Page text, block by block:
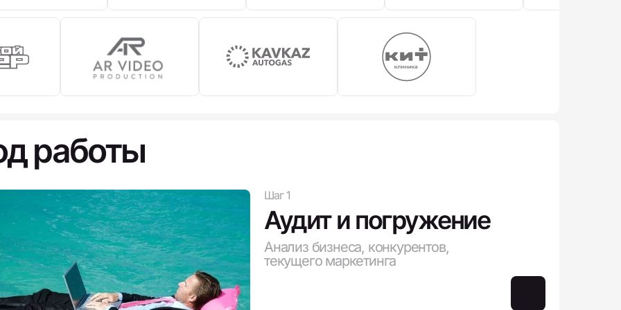
работы
Шаг 1
Аудит и погружение
Анализ бизнеса, конкурентов,
текущего маркетинга